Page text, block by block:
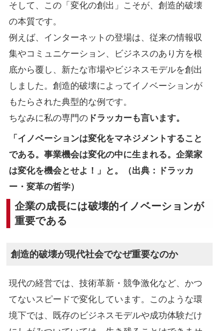
そして、この「変化の創出」こそが、創造的破壊
の本質です。
例えば、インターネットの登場は、従来の情報収
集やコミュニケーション、ビジネスのあり方を根
底から覆し、新たな市場やビジネスモデルを創出
しました。創造的破壊によってイノベーションが
もたらされた典型的な例です。
ちなみに私の専門のドラッカーも言います。
「イノベーションは変化をマネジメントすること
である。事業機会は変化の中に生まれる。企業家
は変化を機会とせよ！」と。（出典：ドラッカ
ー・変革の哲学）
企業の成長には破壊的イノベーションが
重要である
創造的破壊が現代社会でなぜ重要なのか
現代の経営では、技術革新・競争激化など、かつ
てないスピードで変化しています。このような環
境下では、既存のビジネスモデルや成功体験だけ